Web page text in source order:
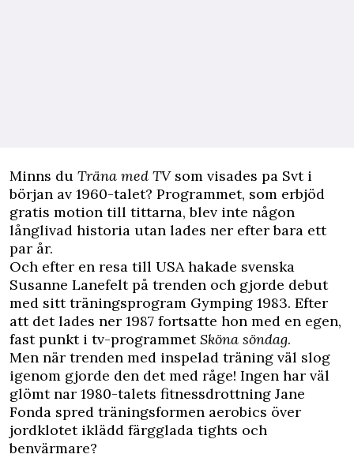
Minns du Träna med TV som visades pa Svt i
början av 1960-talet? Programmet, som erbjöd
gratis motion till tittarna, blev inte någon
långlivad historia utan lades ner efter bara ett
par år.
Och efter en resa till USA hakade svenska
Susanne Lanefelt på trenden och gjorde debut
med sitt träningsprogram Gymping 1983. Efter
att det lades ner 1987 fortsatte hon med en egen,
fast punkt i tv-programmetSköna söndag.
Men när trenden med inspelad träning väl slog
igenom gjorde den det med råge! Ingen har väl
glömt nar 1980-talets fitnessdrottning Jane
Fonda spred träningsformen aerobics över
jordklotet iklädd färgglada tights och
benvärmare?